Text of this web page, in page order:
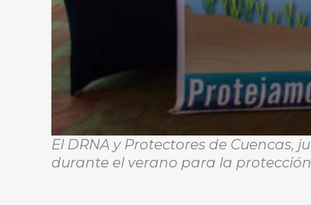
El DRNA y Protectores de
durante el verano para la